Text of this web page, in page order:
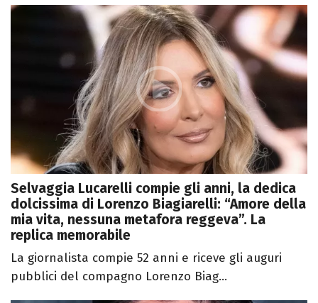
Selvaggia Lucarelli compie gli anni, la dedica
dolcissima di Lorenzo Biagiarelli: “Amore della
mia vita, nessuna metafora reggeva”. La
replica memorabile
La giornalista compie 52 anni e riceve gli auguri
pubblici del compagno Lorenzo Biag...